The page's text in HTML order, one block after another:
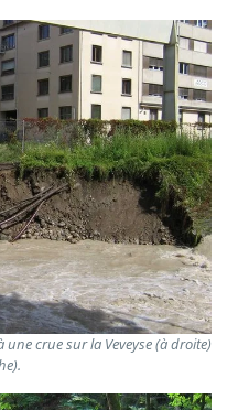
crue sur la Veveyse (à droite)